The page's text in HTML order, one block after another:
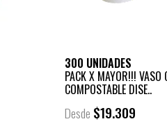
300 UNIDADES
PACK X MAYOR!!! VASO
COMPOSTABLE DISE..
Desde $19.309